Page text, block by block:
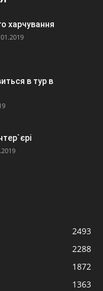
харчування
в тур в
2493
2288
1872
1363